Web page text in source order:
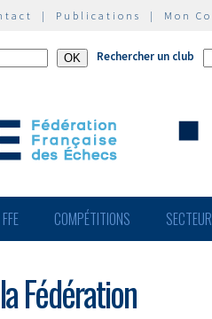
| Publications | Mon
Rechercher un club
FFE COMPÉTITIONS
Fédération